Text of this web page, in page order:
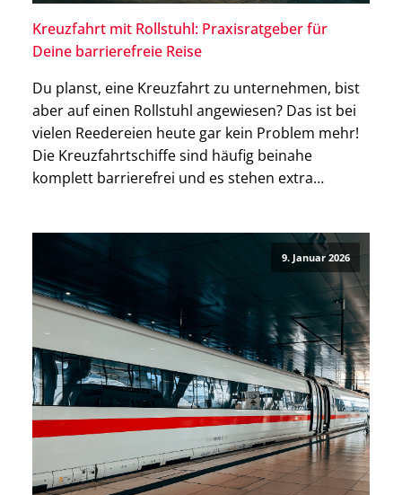
Kreuzfahrt mit Rollstuhl: Praxisratgeber für
Deine barrierefreie Reise
Du planst, eine Kreuzfahrt zu unternehmen, bist
aber auf einen Rollstuhl angewiesen? Das ist bei
vielen Reedereien heute gar kein Problem mehr!
Die Kreuzfahrtschiffe sind häufig beinahe
komplett barrierefrei und es stehen extra
Einschränkungen in Tenderhäfen und
Besonderheiten bei elektrischen Rollstühlen, die
bereits vor […]
9. Januar 2026